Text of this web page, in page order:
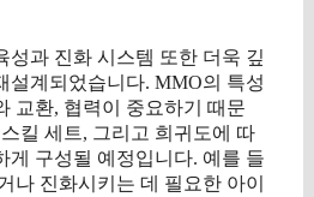
성과 진화 시스템 또한 더욱 깊
설계되었습니다. MMO의 특성
교환, 협력이 중요하기 때문
킬 세트, 그리고 희귀도에 따
게 구성될 예정입니다. 예를 들
나 진화시키는 데 필요한 아이